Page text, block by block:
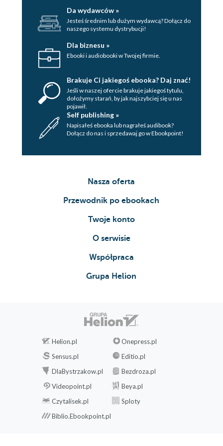
Rodzaje skał (112)
Skałki wapienne (112)
Skałki piaskowcowe (113)
Formacje skalne (114)
Sprzęt do asekuracji w naturalnej skale (116)
Kostki klinowe (116)
Kostki mimośrodowe pasywne (118)
Przyrządy mechaniczne (120)
Stałe punkty (123)
Asekuracja z punktów naturalnych (126)
Połogie płyty (129)
Okapy, przewieszenia (136)
Formacje nietypowe, improwizacja (138)
Wspinaczka na wędkę bez prowadzenia
(142)
Własna asekuracja w naturalnej skale
Stanowiska (148)
Stanowisko samonastawne (149)
Stanowiska linowe (152)
Punkt kontrujący do stanowiska (153)
Wycofanie się z prowadzenia (154)
Da wydawców »
Jesteś średnim lub dużym wydawcą? Dołącz do
naszego systemu dystrybucji!
Dla biznesu »
Ebooki i audiobooki w Twojej firmie.
Brakuje Ci jakiegoś ebooka? Daj znać!
Jeśli w naszej ofercie brakuje jakiegoś tytulu,
dołożymy starań, by jak najszybciej się u nas
pojawił.
Self publishing »
Napisałeś ebooka lub nagrałeś audibook?
Dołącz do nas i sprzedawaj go w Ebookpoint!
Nasza oferta
Przewodnik po ebookach
Twoje konto
O serwisie
Współpraca
Grupa Helion
Helion.pl
Onepress.pl
Sensus.pl
Editio.pl
DlaBystrzakow.pl
Bezdroza.pl
Videopoint.pl
Beya.pl
Czytalisek.pl
Sploty
Biblio.Ebookpoint.pl